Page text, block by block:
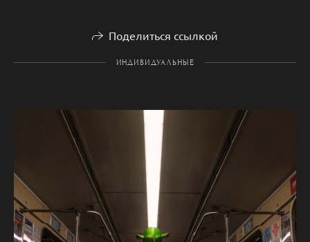
Поделиться ссылкой
ИНДИВИДУАЛЬНЫЕ